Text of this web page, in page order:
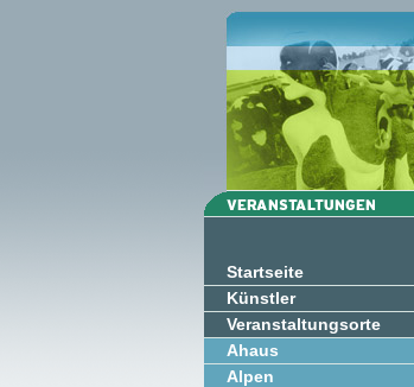
Startseite
Künstler
Veranstaltungsorte
Ahaus
Alpen